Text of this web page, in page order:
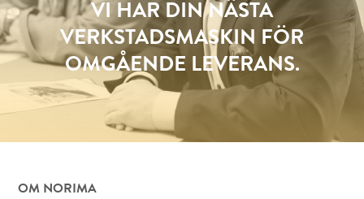
VI HAR DIN NÄSTA
VERKSTADSMASKIN FÖR
OMGÅENDE LEVERANS.
OM NORIMA